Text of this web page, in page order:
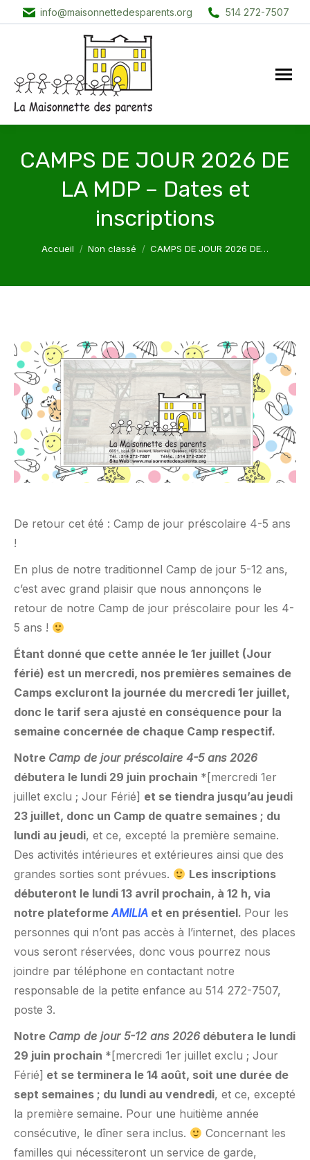
info@maisonnettedesparents.org 514 272-7507
CAMPS DE JOUR 2026 DE
LA MDP – Dates et
inscriptions
Vous êtes ici :
Accueil Non classé CAMPS DE JOUR 2026 DE…
De retour cet été : Camp de jour préscolaire 4-5 ans
!
En plus de notre traditionnel Camp de jour 5-12 ans,
c’est avec grand plaisir que nous annonçons le
retour de notre Camp de jour préscolaire pour les 4-
5 ans !
Étant donné que cette année le 1er juillet (Jour
férié) est un mercredi, nos premières semaines de
Camps excluront la journée du mercredi 1er juillet,
donc le tarif sera ajusté en conséquence pour la
semaine concernée de chaque Camp respectif.
Notre Camp de jour préscolaire 4-5 ans 2026
débutera le lundi 29 juin prochain *[mercredi 1er
juillet exclu ; Jour Férié] et se tiendra jusqu’au jeudi
23 juillet, donc un Camp de quatre semaines ; du
lundi au jeudi, et ce, excepté la première semaine.
Des activités intérieures et extérieures ainsi que des
grandes sorties sont prévues.
Les inscriptions
débuteront le lundi 13 avril prochain, à 12 h, via
notre plateformeAMILIA et en présentiel. Pour les
personnes qui n’ont pas accès à l’internet, des places
vous seront réservées, donc vous pourrez nous
joindre par téléphone en contactant notre
responsable de la petite enfance au 514 272-7507,
poste 3.
Notre Camp de jour 5-12 ans 2026débutera le lundi
29 juin prochain *[mercredi 1er juillet exclu ; Jour
Férié] et se terminera le 14 août, soit une durée de
sept semaines ; du lundi au vendredi, et ce, excepté
la première semaine. Pour une huitième année
consécutive, le dîner sera inclus.
Concernant les
familles qui nécessiteront un service de garde,